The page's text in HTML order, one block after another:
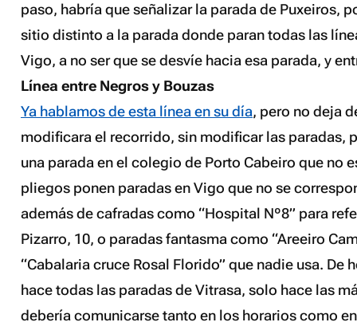
paso, habría que señalizar la parada de Puxeiros,
sitio distinto a la parada donde paran todas las
Vigo, a no ser que se desvíe hacia esa parada, y
Línea entre Negros y Bouzas
Ya hablamos de esta línea en su día, pero no deja
modificara el recorrido, sin modificar las paradas,
una parada en el colegio de Porto Cabeiro que no
pliegos ponen paradas en Vigo que no se
además de cafradas como “Hospital Nº8” para
Pizarro, 10, o paradas fantasma como “Areeiro
“Cabalaria cruce Rosal Florido” que nadie usa. De
hace todas las paradas de Vitrasa, solo hace las
debería comunicarse tanto en los horarios como